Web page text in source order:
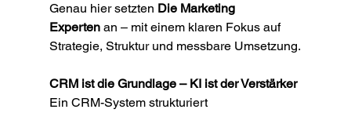
Genau hier setzten Die Marketing
Experten an – mit einem klaren Fokus auf
Strategie, Struktur und messbare Umsetzung.
CRM ist die Grundlage – KI ist der Verstärker
Ein CRM-System strukturiert